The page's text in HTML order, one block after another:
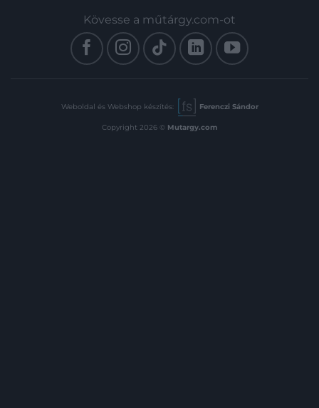
Kövesse a műtárgy.com-ot
Weboldal és Webshop készítés: Ferenczi Sándor
Copyright 2026 © Mutargy.com